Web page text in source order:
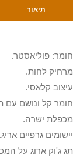
תיאור
חומר: פוליאסטר.
מרחיק לחות.
עיצוב קלאסי.
חומר קל ונושם עם
מכפלת ישרה.
יישומים גרפיים אריג.
תג ג'וק ארוג על